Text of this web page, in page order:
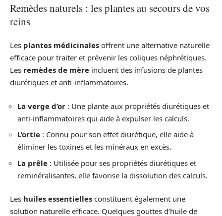
Remèdes naturels : les plantes au secours de vos
reins
Les plantes médicinales offrent une alternative naturelle
efficace pour traiter et prévenir les coliques néphrétiques.
Les remèdes de mère incluent des infusions de plantes
diurétiques et anti-inflammatoires.
La verge d’or : Une plante aux propriétés diurétiques et
anti-inflammatoires qui aide à expulser les calculs.
L’ortie : Connu pour son effet diurétique, elle aide à
éliminer les toxines et les minéraux en excès.
La prêle : Utilisée pour ses propriétés diurétiques et
reminéralisantes, elle favorise la dissolution des calculs.
Les huiles essentielles constituent également une
solution naturelle efficace. Quelques gouttes d’huile de